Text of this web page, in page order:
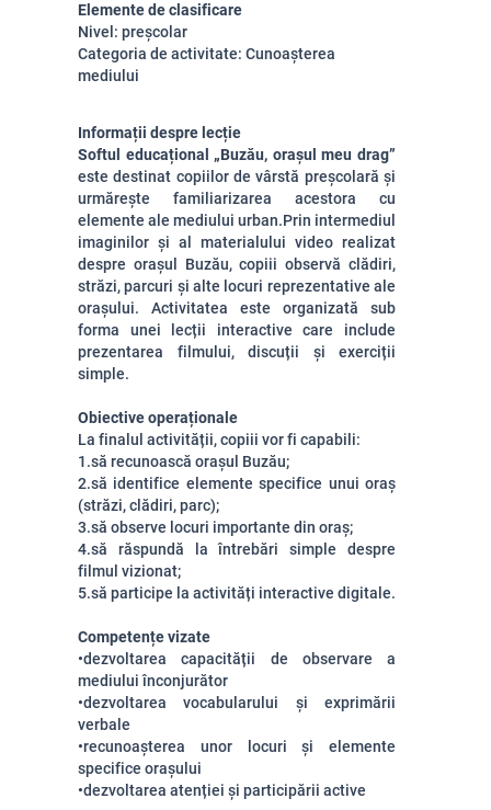
Elemente de clasificare
Nivel: preșcolar
Categoria de activitate: Cunoașterea
mediului
Informații despre lecție
Softul educațional „Buzău, orașul meu drag”
este destinat copiilor de vârstă preșcolară și
urmărește familiarizarea acestora cu
elemente ale mediului urban.Prin intermediul
imaginilor și al materialului video realizat
despre orașul Buzău, copiii observă clădiri,
străzi, parcuri și alte locuri reprezentative ale
orașului. Activitatea este organizată sub
forma unei lecții interactive care include
prezentarea filmului, discuții și exerciții
simple.
Obiective operaționale
La finalul activității, copiii vor fi capabili:
1.să recunoască orașul Buzău;
2.să identifice elemente specifice unui oraș
(străzi, clădiri, parc);
3.să observe locuri importante din oraș;
4.să răspundă la întrebări simple despre
filmul vizionat;
5.să participe la activități interactive digitale.
Competențe vizate
•dezvoltarea capacității de observare a
mediului înconjurător
•dezvoltarea vocabularului și exprimării
verbale
•recunoașterea unor locuri și elemente
specifice orașului
•dezvoltarea atenției și participării active